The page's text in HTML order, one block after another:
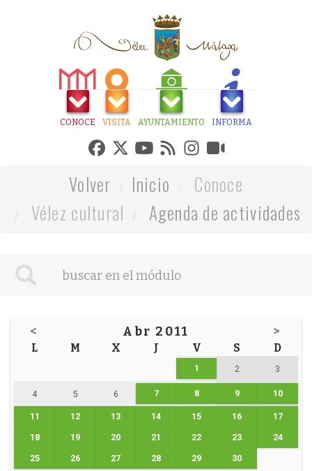
CONOCE VISITA AYUNTAMIENTO INFORMA
Volver Inicio
Conoce
Vélez cultural
Agenda de actividades
< Abr 2011 >
L M X J V S D
1 2 3
4 5 6 7 8 9 10
11 12 13 14 15 16 17
18 19 20 21 22 23 24
25 26 27 28 29 30